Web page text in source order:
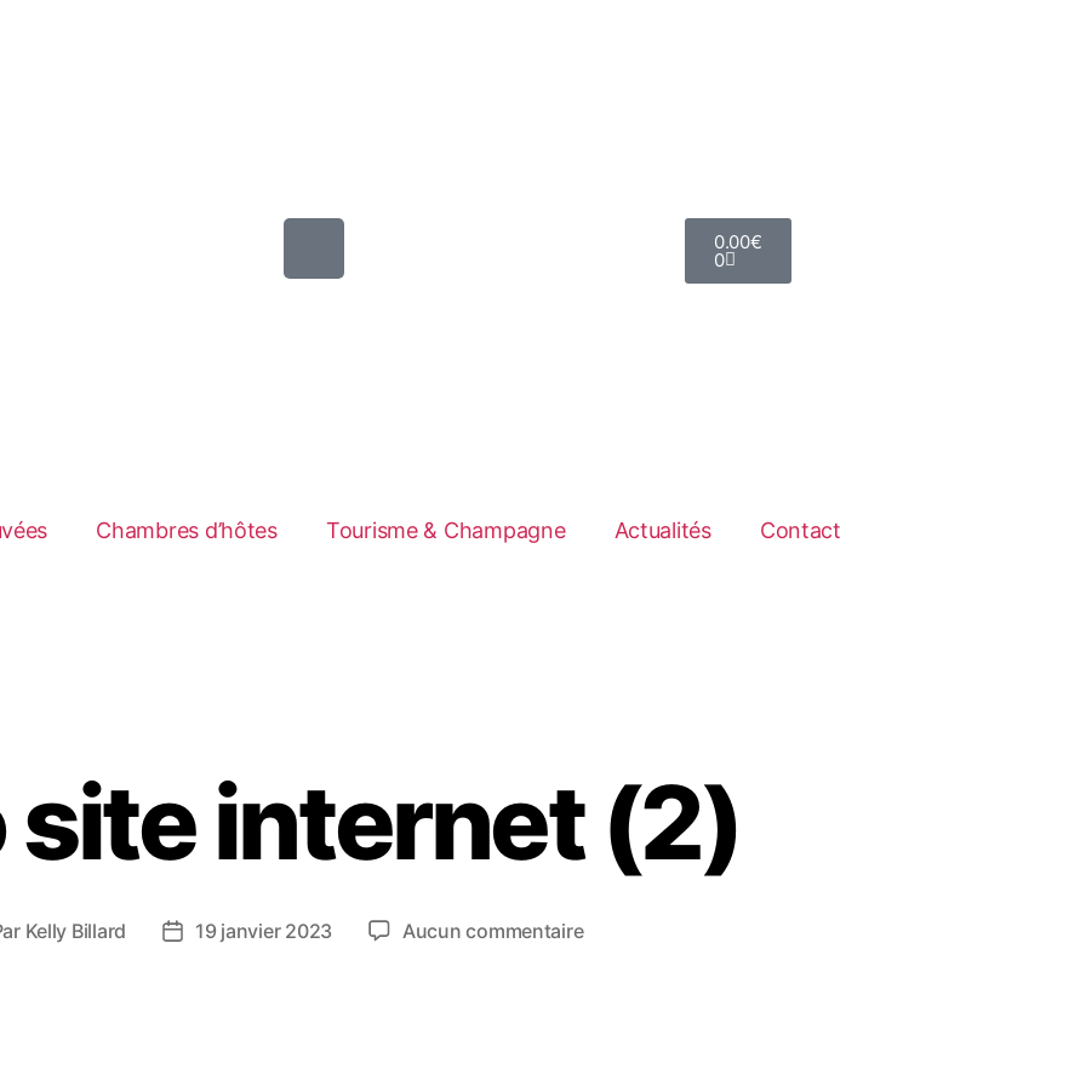
0.00€
0
Chambres d’hôtes Tourisme & Champagne Actualités Contact
site internet (2)
Kelly Billard 19 janvier 2023 Aucun commentaire